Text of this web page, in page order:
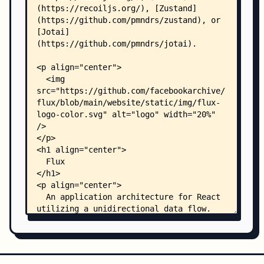
    ├── examples/
    │   ├── README.md
    │   ├── flux-async/
    │   │   ├── README.md
    │   │   ├── package.json
    │   │   ├── webpack.config.js
    │   │   ├── .babelrc
    │   │   ├── .flowconfig
    │   │   ├── flow/
    │   │   │   ├── flux-utils.js
    │   │   │   ├── flux.js
    │   │   │   ├── immutable.js
    │   │   │   └── misc.js
    │   │   ├── server/
    │   │   │   └── app.js
    │   │   ├── src/
    │   │   │   ├── root.js
    │   │   │   ├── TodoActions.js
    │   │   │   ├── TodoDispatcher.js
    │   │   │   │   └── AppContainer.js